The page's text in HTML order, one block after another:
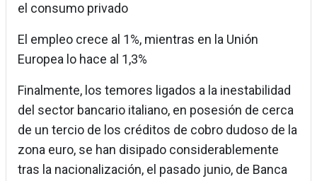
el consumo privado
El empleo crece al 1%, mientras en la Unión
Europea lo hace al 1,3%
Finalmente, los temores ligados a la inestabilidad
del sector bancario italiano, en posesión de cerca
de un tercio de los créditos de cobro dudoso de la
zona euro, se han disipado considerablemente
tras la nacionalización, el pasado junio, de Banca